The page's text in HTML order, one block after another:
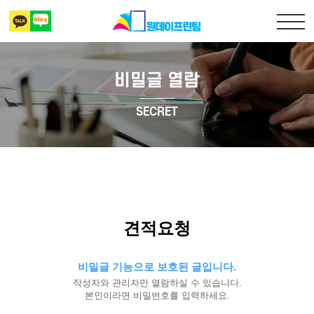
출력복사
책만들기
상담 및 견적문의
비밀글 열람
SECRET
견적요청
비밀글 기능으로 보호된 글입니다.
작성자와 관리자만 열람하실 수 있습니다.
본인이라면 비밀번호를 입력하세요.